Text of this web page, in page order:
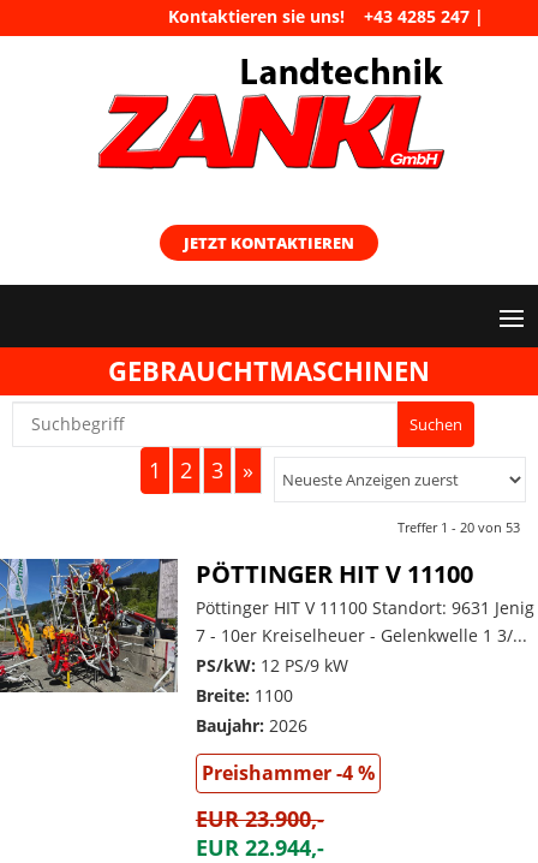
Kontaktieren sie uns!+43 4285 247 |
maschinen@landtechnik-zankl.at
JETZT KONTAKTIEREN
GEBRAUCHTMASCHINEN
1 2 3 »
Treffer 1 - 20 von 53
PÖTTINGER HIT V 11100
Pöttinger HIT V 11100 Standort: 9631 Jenig
7 - 10er Kreiselheuer - Gelenkwelle 1 3/...
PS/kW: 12 PS/9 kW
Breite: 1100
Baujahr: 2026
Preishammer -4 %
EUR 23.900,-
EUR 22.944,-